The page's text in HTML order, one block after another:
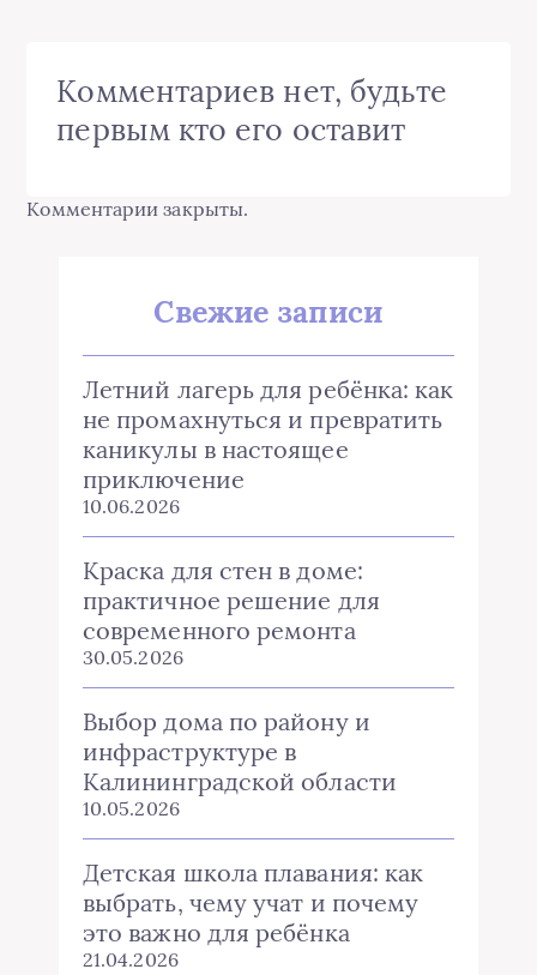
Комментариев нет, будьте
первым кто его оставит
Комментарии закрыты.
Свежие записи
Летний лагерь для ребёнка: как
не промахнуться и превратить
каникулы в настоящее
приключение
10.06.2026
Краска для стен в доме:
практичное решение для
современного ремонта
30.05.2026
Выбор дома по району и
инфраструктуре в
Калининградской области
10.05.2026
Детская школа плавания: как
выбрать, чему учат и почему
это важно для ребёнка
21.04.2026